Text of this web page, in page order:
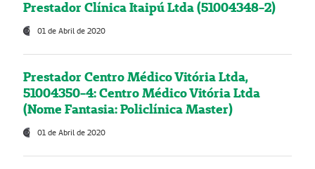
Prestador Clínica Itaipú Ltda (51004348-2)
01 de Abril de 2020
Prestador Centro Médico Vitória Ltda,
51004350-4: Centro Médico Vitória Ltda
(Nome Fantasia: Policlínica Master)
01 de Abril de 2020